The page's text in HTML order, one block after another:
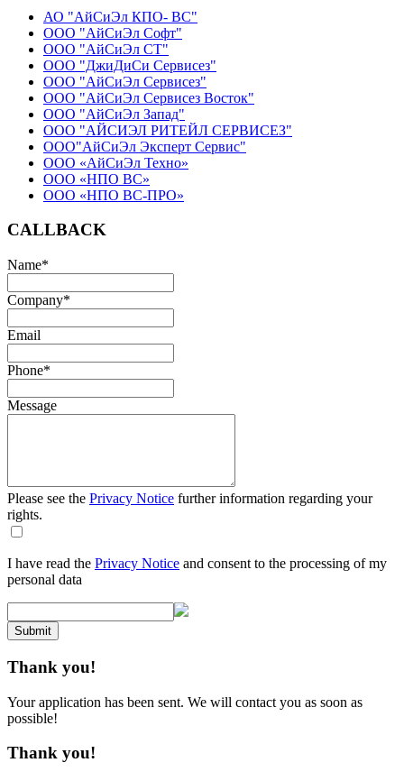
АО "АйСиЭл КПО- ВС"
ООО "АйСиЭл Софт"
ООО "АйСиЭл СТ"
ООО "ДжиДиСи Сервисез"
ООО "АйСиЭл Сервисез"
ООО "АйСиЭл Сервисез Восток"
ООО "АйСиЭл Запад"
ООО "АЙСИЭЛ РИТЕЙЛ СЕРВИСЕЗ"
ООО"АйСиЭл Эксперт Сервис"
ООО «АйСиЭл Техно»
ООО «НПО ВС»
ООО «НПО ВС-ПРО»
CALLBACK
Name*
Company*
Email
Phone*
Message
Please see the Privacy Notice further information regarding your
rights.
I have read the Privacy Notice and consent to the processing of my
personal data
Submit
Thank you!
Your application has been sent. We will contact you as soon as
possible!
Thank you!